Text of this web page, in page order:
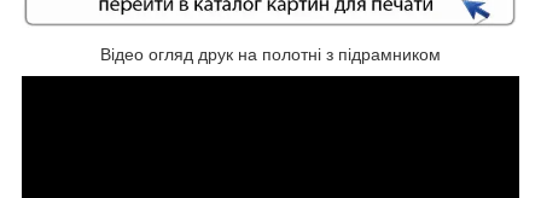
Відео огляд друк на полотні з підрамником